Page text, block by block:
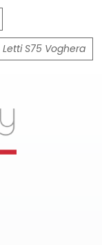
Letti S75 Voghera